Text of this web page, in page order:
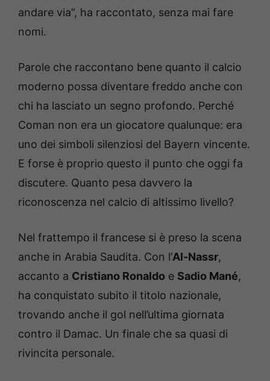
andare via”, ha raccontato, senza mai fare
nomi.
Parole che raccontano bene quanto il calcio
moderno possa diventare freddo anche con
chi ha lasciato un segno profondo. Perché
Coman non era un giocatore qualunque: era
uno dei simboli silenziosi del Bayern vincente.
E forse è proprio questo il punto che oggi fa
discutere. Quanto pesa davvero la
riconoscenza nel calcio di altissimo livello?
Nel frattempo il francese si è preso la scena
anche in Arabia Saudita. Con l’Al-Nassr,
accanto a Cristiano Ronaldo e Sadio Mané,
ha conquistato subito il titolo nazionale,
trovando anche il gol nell’ultima giornata
contro il Damac. Un finale che sa quasi di
rivincita personale.